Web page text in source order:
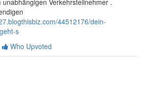
Verkehrsteilnehmer .
44512176/dein-
s
Who Upvoted